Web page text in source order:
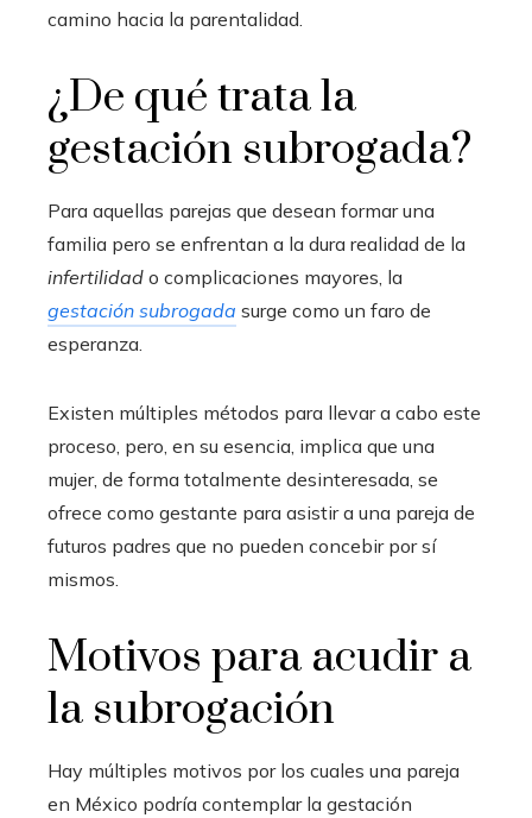
camino hacia la parentalidad.
¿De qué trata la
gestación subrogada?
Para aquellas parejas que desean formar una
familia pero se enfrentan a la dura realidad de la
infertilidad o complicaciones mayores, la
gestación subrogada surge como un faro de
esperanza.
Existen múltiples métodos para llevar a cabo este
proceso, pero, en su esencia, implica que una
mujer, de forma totalmente desinteresada, se
ofrece como gestante para asistir a una pareja de
futuros padres que no pueden concebir por sí
mismos.
Motivos para acudir a
la subrogación
Hay múltiples motivos por los cuales una pareja
en México podría contemplar la gestación